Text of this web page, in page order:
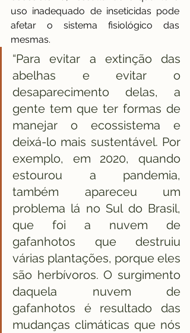
uso inadequado de inseticidas pode
afetar o sistema fisiológico das
mesmas.
“Para evitar a extinção das
abelhas e evitar o
desaparecimento delas, a
gente tem que ter formas de
manejar o ecossistema e
deixá-lo mais sustentável. Por
exemplo, em 2020, quando
estourou a pandemia,
também apareceu um
problema lá no Sul do Brasil,
que foi a nuvem de
gafanhotos que destruiu
várias plantações, porque eles
são herbívoros. O surgimento
daquela nuvem de
gafanhotos é resultado das
mudanças climáticas que nós